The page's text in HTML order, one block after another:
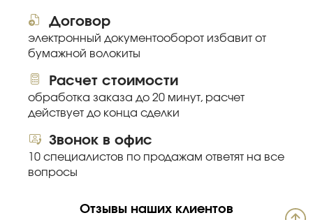
Договор
электронный документооборот избавит от
бумажной волокиты
Расчет стоимости
обработка заказа до 20 минут, расчет
действует до конца сделки
Звонок в офис
10 специалистов по продажам ответят на все
вопросы
Отзывы наших клиентов